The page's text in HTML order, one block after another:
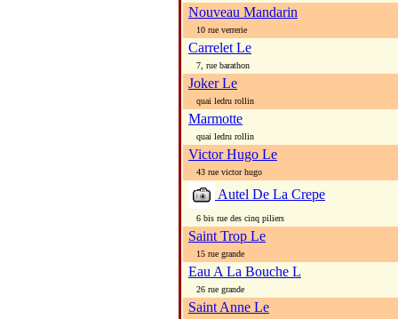
Nouveau Mandarin
10 rue verrerie
Carrelet Le
7, rue barathon
Joker Le
quai ledru rollin
Marmotte
quai ledru rollin
Victor Hugo Le
43 rue victor hugo
Autel De La Crepe
6 bis rue des cinq piliers
Saint Trop Le
15 rue grande
Eau A La Bouche L
26 rue grande
Saint Anne Le